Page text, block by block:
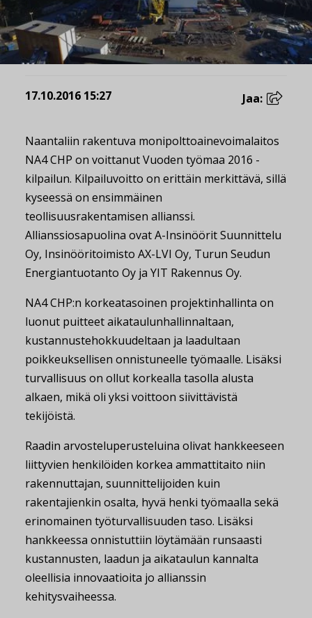
17.10.2016 15:27 Jaa:
Naantaliin rakentuva monipolttoainevoimalaitos
NA4 CHP on voittanut Vuoden työmaa 2016 -
kilpailun. Kilpailuvoitto on erittäin merkittävä, sillä
kyseessä on ensimmäinen
teollisuusrakentamisen allianssi.
Allianssiosapuolina ovat A-Insinöörit Suunnittelu
Oy, Insinööritoimisto AX-LVI Oy, Turun Seudun
Energiantuotanto Oy ja YIT Rakennus Oy.
NA4 CHP:n korkeatasoinen projektinhallinta on
luonut puitteet aikataulunhallinnaltaan,
kustannustehokkuudeltaan ja laadultaan
poikkeuksellisen onnistuneelle työmaalle. Lisäksi
turvallisuus on ollut korkealla tasolla alusta
alkaen, mikä oli yksi voittoon siivittävistä
tekijöistä.
Raadin arvosteluperusteluina olivat hankkeeseen
liittyvien henkilöiden korkea ammattitaito niin
rakennuttajan, suunnittelijoiden kuin
rakentajienkin osalta, hyvä henki työmaalla sekä
erinomainen työturvallisuuden taso. Lisäksi
hankkeessa onnistuttiin löytämään runsaasti
kustannusten, laadun ja aikataulun kannalta
oleellisia innovaatioita jo allianssin
kehitysvaiheessa.